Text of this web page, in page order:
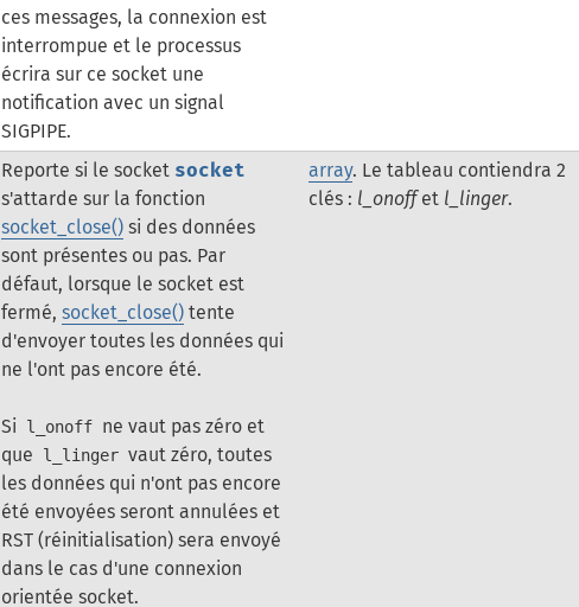
ces messages, la connexion est
interrompue et le processus
écrira sur ce socket une
notification avec un signal
SIGPIPE.
Reporte si le socket socket
s'attarde sur la fonction
socket_close()si des données
sont présentes ou pas. Par
défaut, lorsque le socket est
fermé, socket_close()tente
d'envoyer toutes les données qui
ne l'ont pas encore été.
Si l_onoff ne vaut pas zéro et
que
l_linger vaut zéro, toutes
les données qui n'ont pas encore
été envoyées seront annulées et
RST (réinitialisation) sera envoyé
dans le cas d'une connexion
orientée socket.
array. Le tableau contiendra 2
clés : l_onoffet l_linger.